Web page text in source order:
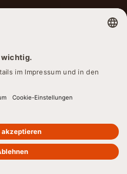
(NC)
und
entscheidet über die
mit begrenzten Plätzen.